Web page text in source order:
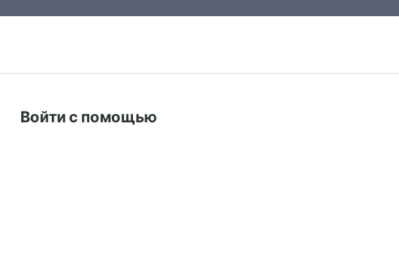
Войти с помощью